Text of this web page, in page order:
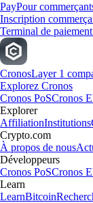
PayPour
Inscription
Terminal de paiement
CronosLayer 1
Explorez Cronos
Cronos PoSCronos
Explorer
AffiliationInstitutions
Crypto.com
À propos de nous
Développeurs
Cronos PoSCronos
Learn
LearnBitcoin